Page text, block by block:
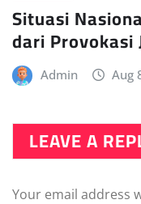
Situasi
dari Provokasi
Admin Aug
LEAVE A
Your email address